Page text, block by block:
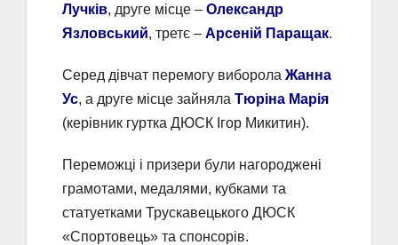
Лучків, друге місце – Олександр
Язловський, третє – Арсеній Паращак.
Серед дівчат перемогу виборола Жанна
Ус, а друге місце зайняла Тюріна Марія
(керівник гуртка ДЮСК Ігор Микитин).
Переможці і призери були нагороджені
грамотами, медалями, кубками та
статуетками Трускавецького ДЮСК
«Спортовець» та спонсорів.